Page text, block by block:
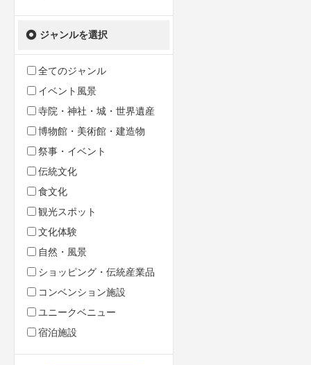
ジャンルを選択
全てのジャンル
イベント風景
寺院・神社・城・世界遺産
博物館・美術館・建造物
祭事・イベント
伝統文化
食文化
観光スポット
文化体験
自然・風景
ショッピング・伝統産業品
コンベンション施設
ユニークベニュー
宿泊施設